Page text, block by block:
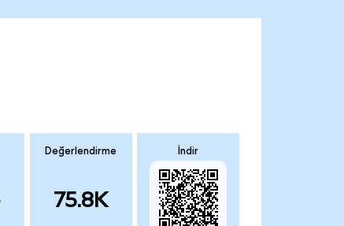
Değerlendirme
75.8K
İndir